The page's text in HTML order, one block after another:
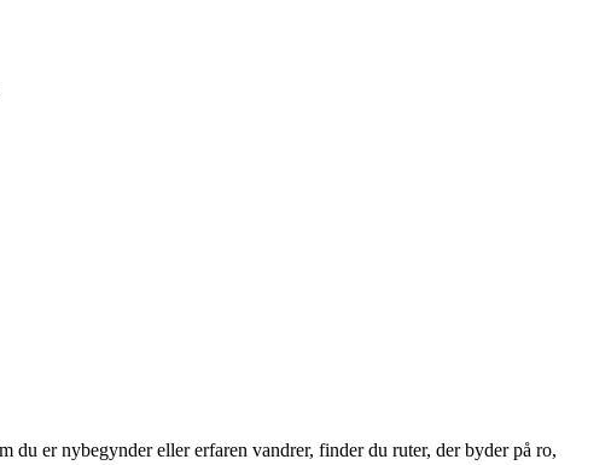
du er nybegynder eller erfaren vandrer, finder du ruter, der byder på ro,